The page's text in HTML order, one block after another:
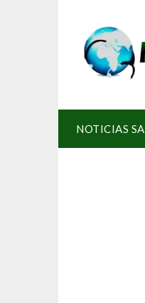
NOTICIAS